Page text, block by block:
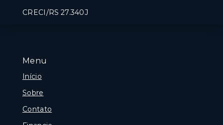
Menu
Início
Sobre
Contato
CRECI/RS 27.340J